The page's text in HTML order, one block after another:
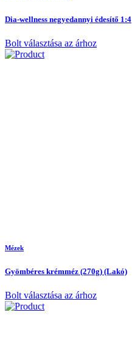
Dia-wellness negyedannyi édesítő 1:4
Bolt választása az árhoz
Mézek
Gyömbéres krémméz (270g) (Lakó)
Bolt választása az árhoz